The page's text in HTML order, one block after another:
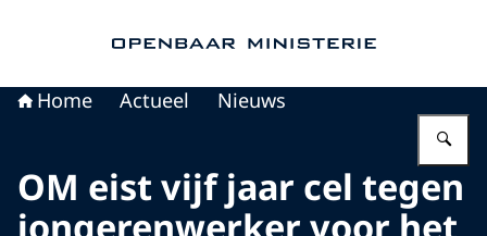
Home Actueel Nieuws
OM eist vijf jaar cel tegen